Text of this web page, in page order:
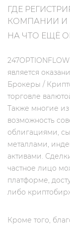
ГДЕ
КОМПАНИИ И
НА ЧТО ЕЩЁ
является
Брокеры /
торговле
Также многие
возможность
облигациями,
металлами,
активами.
частное лицо
платформе,
либо
Кроме того,